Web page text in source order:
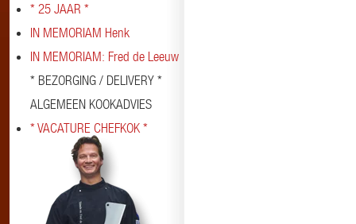
* 25 JAAR *
IN MEMORIAM Henk
IN MEMORIAM: Fred de Leeuw
* BEZORGING / DELIVERY *
ALGEMEEN KOOKADVIES
* VACATURE CHEFKOK *